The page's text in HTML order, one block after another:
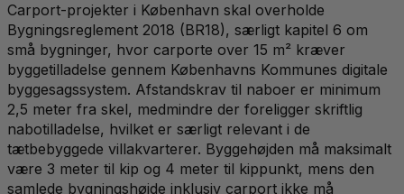
Carport-projekter i København skal overholde
Bygningsreglement 2018 (BR18), særligt kapitel 6 om
små bygninger, hvor carporte over 15 m² kræver
byggetilladelse gennem Københavns Kommunes digitale
byggesagssystem. Afstandskrav til naboer er minimum
2,5 meter fra skel, medmindre der foreligger skriftlig
nabotilladelse, hvilket er særligt relevant i de
tætbebyggede villakvarterer. Byggehøjden må maksimalt
være 3 meter til kip og 4 meter til kippunkt, mens den
samlede bygningshøjde inklusiv carport ikke må